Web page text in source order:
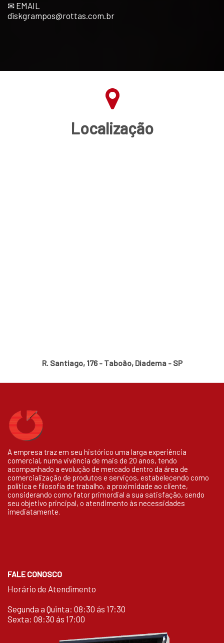
✉ EMAIL
diskgrampos@rottas.com.br
Localização
R. Santiago, 176 - Taboão, Diadema - SP
A empresa traz em seu histórico uma larga experiência
comercial, numa vivência de mais de 20 anos, tendo
acompanhado a evolução de mercado dentro da área de
comercialização de produtos e serviços, estabelecendo como
política e filosofia de trabalho, a proximidade ao cliente,
considerando como fator primordial a sua satisfação, sendo
seu objetivo principal, o atendimento às necessidades
imediatamente.
FALE CONOSCO
Horário de Atendimento
Segunda a Quinta: 08:30 ás 17:30
Sexta: 08:30 ás 17:00